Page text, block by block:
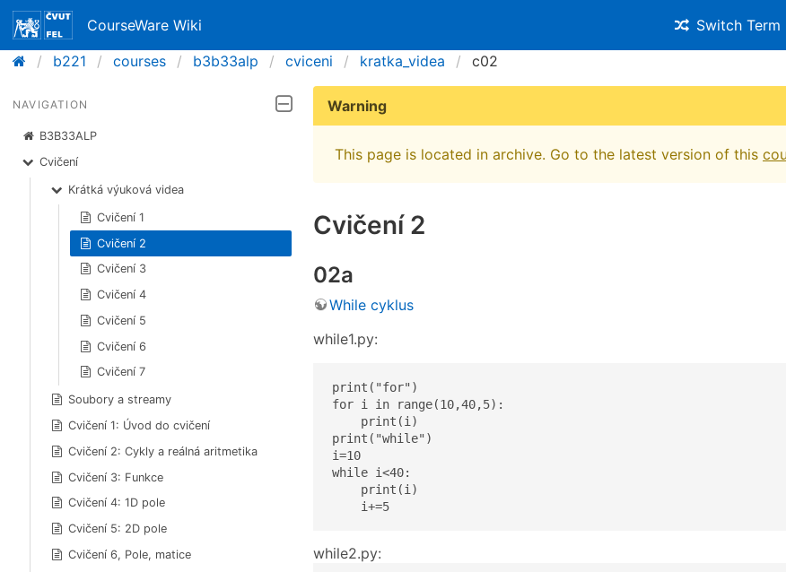
CourseWare Wiki Switch Term
b221
courses b3b33alp cviceni kratka_videa c02
NAVIGATION
B3B33ALP
Cvičení
Krátká výuková videa
Cvičení 1
Cvičení 2
Cvičení 3
Cvičení 4
Cvičení 5
Cvičení 6
Cvičení 7
Soubory a streamy
Cvičení 1: Úvod do cvičení
Cvičení 2: Cykly a reálná aritmetika
Cvičení 3: Funkce
Cvičení 4: 1D pole
Cvičení 5: 2D pole
Cvičení 6, Pole, matice
Warning
This page is located in archive. Go to the latest version of this
Cvičení 2
02a
While cyklus
while1.py:
print("for")
for i in range(10,40,5):
    print(i)
print("while")
i=10
while i<40:
    print(i)
    i+=5
while2.py: